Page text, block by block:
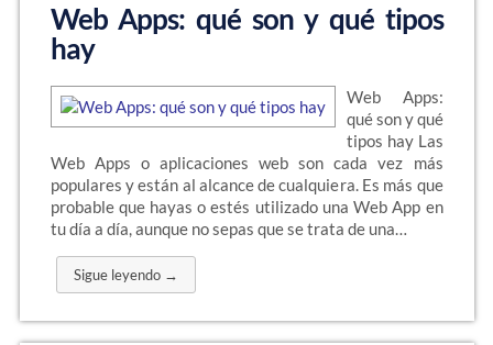
Web Apps: qué son y qué tipos
hay
Web Apps:
qué son y qué
tipos hay Las
Web Apps o aplicaciones web son cada vez más
populares y están al alcance de cualquiera. Es más que
probable que hayas o estés utilizado una Web App en
tu día a día, aunque no sepas que se trata de una…
Sigue leyendo →